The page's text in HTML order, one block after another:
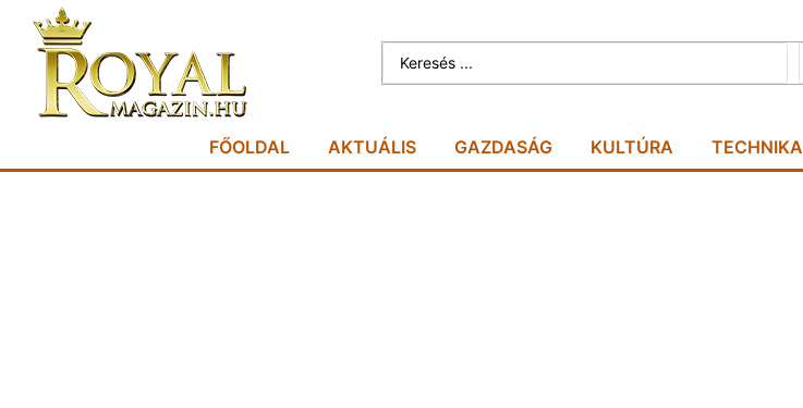
FŐOLDAL AKTUÁLIS GAZDASÁG KULTÚRA TECHNIKA